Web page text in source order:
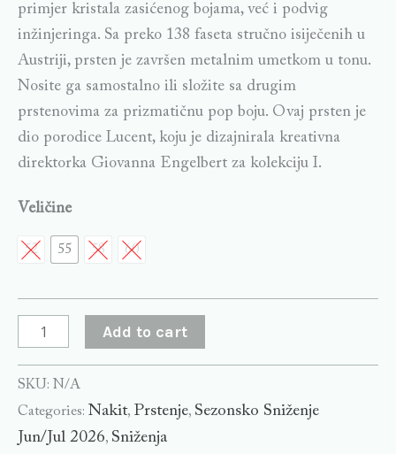
primjer kristala zasićenog bojama, već i podvig
inžinjeringa. Sa preko 138 faseta stručno isiječenih u
Austriji, prsten je završen metalnim umetkom u tonu.
Nosite ga samostalno ili složite sa drugim
prstenovima za prizmatičnu pop boju. Ovaj prsten je
dio porodice Lucent, koju je dizajnirala kreativna
direktorka Giovanna Engelbert za kolekciju I.
Veličine
52 55 58 60
Add to cart
SKU: N/A
Categories: Nakit, Prstenje, Sezonsko Sniženje
Jun/Jul 2026, Sniženja